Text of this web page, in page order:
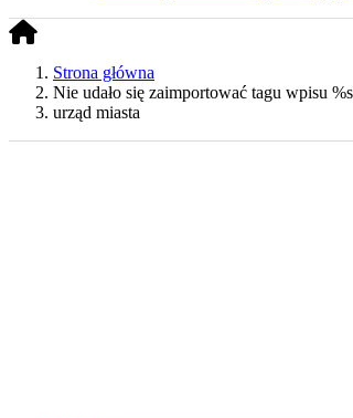
Strona główna
Nie udało się zaimportować tagu wpisu %s
urząd miasta